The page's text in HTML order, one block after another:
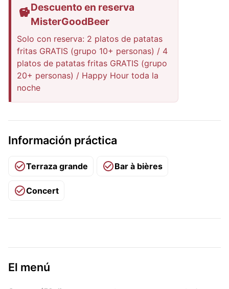
Descuento en reserva
MisterGoodBeer
Solo con reserva: 2 platos de patatas
fritas GRATIS (grupo 10+ personas) / 4
platos de patatas fritas GRATIS (grupo
20+ personas) / Happy Hour toda la
noche
Información práctica
Terraza grande Bar à bières
Concert
El menú